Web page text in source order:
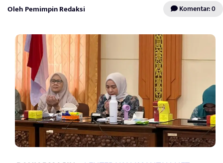
Oleh Pemimpin Redaksi Komentar: 0